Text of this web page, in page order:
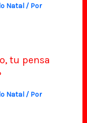
Natal/ Por
tu pensa
Natal/ Por